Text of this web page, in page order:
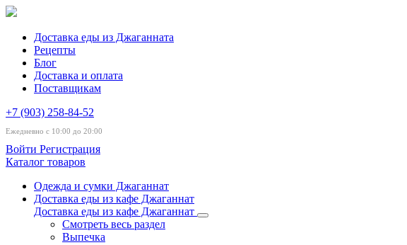
Доставка еды из Джаганната
Рецепты
Блог
Доставка и оплата
Поставщикам
+7 (903) 258-84-52
Ежедневно с 10:00 до 20:00
Войти Регистрация
Каталог товаров
Одежда и сумки Джаганнат
Доставка еды из кафе Джаганнат
Доставка еды из кафе Джаганнат
Смотреть весь раздел
Выпечка